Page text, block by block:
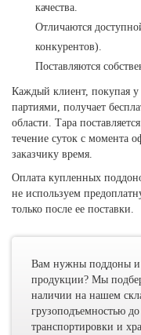
качества.
Отличаются
конкурентов).
Поставляются
Каждый клиент, покупая
партиями, получает
области. Тара
течение суток с момента
заказчику время.
Оплата купленных
не используем
только после ее поставки.
Вам нужны поддоны и
продукции? Мы
наличии на нашем
грузоподъемностью
транспортировки и